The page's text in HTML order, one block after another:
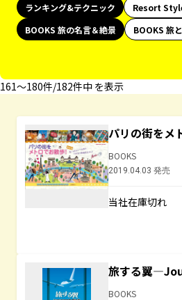
ランキング&テクニック
Resort
BOOKS 旅の名言＆絶景
BOOKS 旅
161〜180件/182件中 を表示
パリの街をメ
BOOKS
2019.04.03 発売
当社在庫切れ
旅する翼
BOOKS